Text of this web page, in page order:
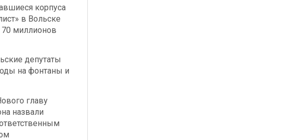
корпуса
в Вольске
миллионов
депутаты
на фонтаны и
главу
назвали